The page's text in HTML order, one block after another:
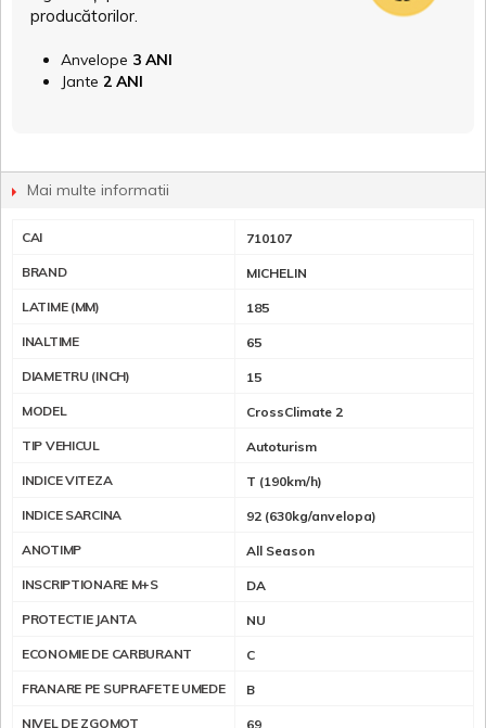
producătorilor.
Anvelope 3 ANI
Jante 2 ANI
Mai multe informatii
CAI 710107
BRAND MICHELIN
LATIME (MM) 185
INALTIME 65
DIAMETRU (INCH) 15
MODEL CrossClimate 2
TIP VEHICUL Autoturism
INDICE VITEZA T (190km/h)
INDICE SARCINA 92 (630kg/anvelopa)
ANOTIMP All Season
INSCRIPTIONARE M+S DA
PROTECTIE JANTA NU
ECONOMIE DE CARBURANT C
FRANARE PE SUPRAFETE UMEDE B
NIVEL DE ZGOMOT 69